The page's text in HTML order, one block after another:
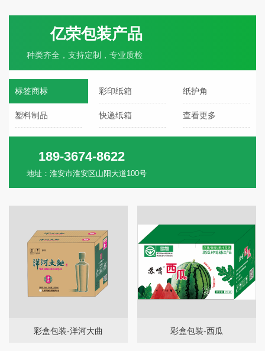
亿荣包装产品
种类齐全，支持定制，专业质检
标签商标 彩印纸箱 纸护角
塑料制品 快递纸箱 查看更多
189-3674-8622
地址：淮安市淮安区山阳大道100号
彩盒包装-洋河大曲 彩盒包装-西瓜